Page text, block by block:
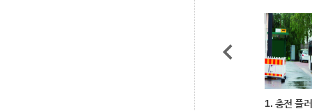
1. 충전 플